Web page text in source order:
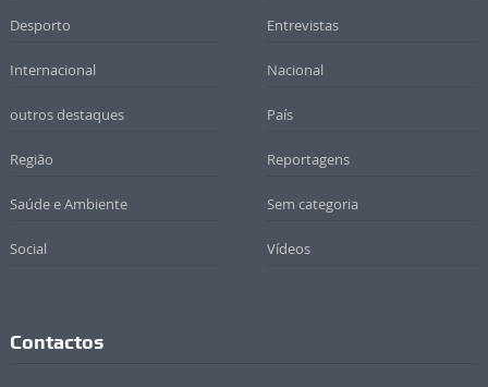
Desporto Entrevistas
Internacional Nacional
outros destaques País
Região Reportagens
Saúde e Ambiente Sem categoria
Social Vídeos
Contactos